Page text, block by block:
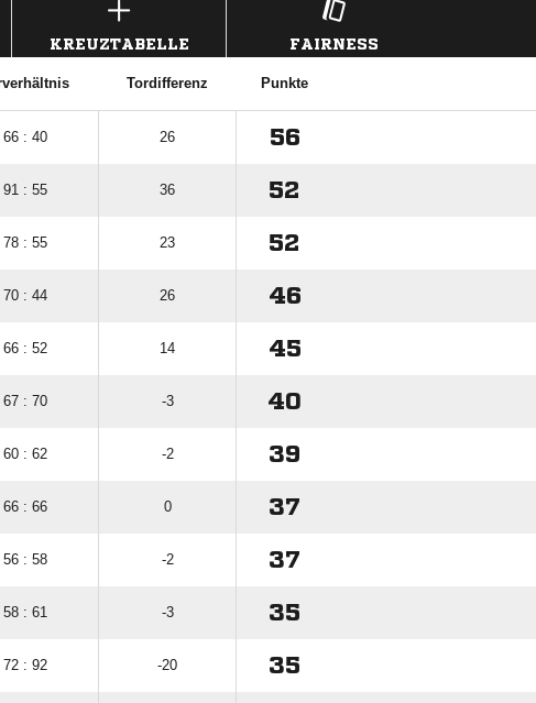
KREUZTABELLE FAIRNESS
Tordifferenz Punkte
66 : 40 26 56
91 : 55 36 52
78 : 55 23 52
70 : 44 26 46
66 : 52 14 45
67 : 70 -3 40
60 : 62 -2 39
66 : 66 0 37
56 : 58 -2 37
58 : 61 -3 35
72 : 92 -20 35